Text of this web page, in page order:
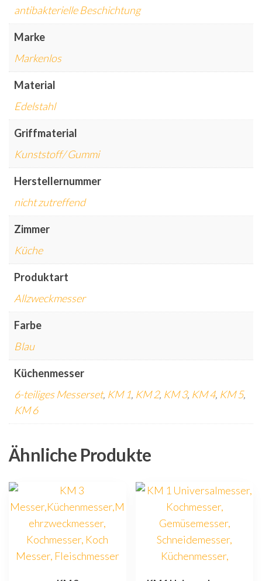
antibakterielle Beschichtung
Marke
Markenlos
Material
Edelstahl
Griffmaterial
Kunststoff/ Gummi
Herstellernummer
nicht zutreffend
Zimmer
Küche
Produktart
Allzweckmesser
Farbe
Blau
Küchenmesser
6-teiliges Messerset, KM 1, KM 2, KM 3, KM 4, KM 5,
KM 6
Ähnliche Produkte